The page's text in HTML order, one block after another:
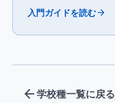
入門ガイドを読むarrow_forward
arrow_back学校種一覧に戻る